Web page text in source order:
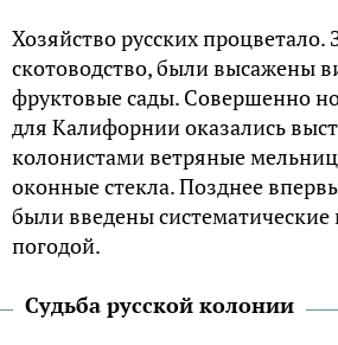
Хозяйство русских процветало.
скотоводство, были высажены
фруктовые сады. Совершенно
для Калифорнии оказались
колонистами ветряные
оконные стекла. Позднее
были введены
погодой.
Судьба русской колонии